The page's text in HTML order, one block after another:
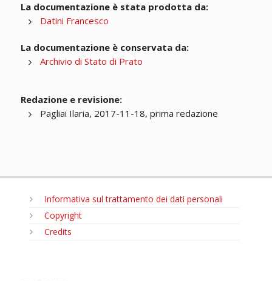
La documentazione è stata prodotta da:
Datini Francesco
La documentazione è conservata da:
Archivio di Stato di Prato
Redazione e revisione:
Pagliai Ilaria, 2017-11-18, prima redazione
Informativa sul trattamento dei dati personali
Copyright
Credits